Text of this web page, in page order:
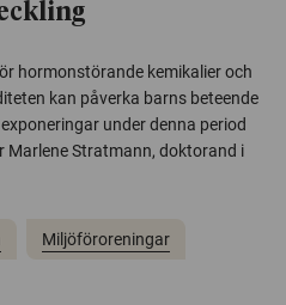
hormonstörande kemikalier och
kan påverka barns beteende
under denna period
Marlene Stratmann, doktorand i
Miljöföroreningar